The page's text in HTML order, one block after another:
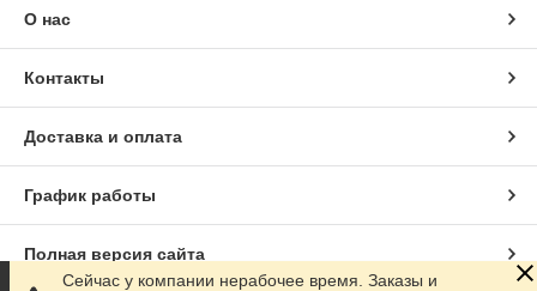
О нас
Контакты
Доставка и оплата
График работы
Полная версия сайта
Сейчас у компании нерабочее время. Заказы и